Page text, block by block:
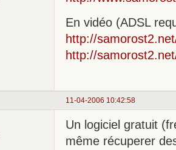
En vidéo (ADSL
http://
http://
11-04-2006 10:42:58
Un logiciel gratuit
même récuperer